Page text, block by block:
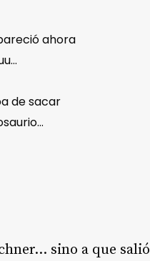
ahora
de sacar
sino a que salió